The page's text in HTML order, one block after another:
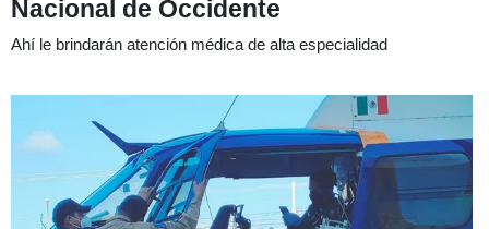
Nacional de Occidente
Ahí le brindarán atención médica de alta especialidad